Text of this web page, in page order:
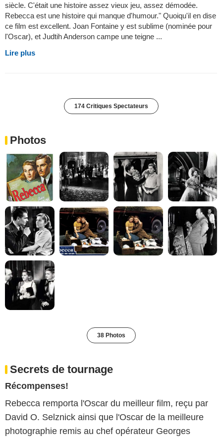
siècle. C'était une histoire assez vieux jeu, assez démodée.
Rebecca est une histoire qui manque d'humour." Quoiqu'il en dise
ce film est excellent. Joan Fontaine y est sublime (nominée pour
l'Oscar), et Judtih Anderson campe une teigne ...
Lire plus
174 Critiques Spectateurs
Photos
38 Photos
Secrets de tournage
Récompenses!
Rebecca remporta l'Oscar du meilleur film, reçu par
David O. Selznick ainsi que l'Oscar de la meilleure
photographie remis au chef opérateur Georges